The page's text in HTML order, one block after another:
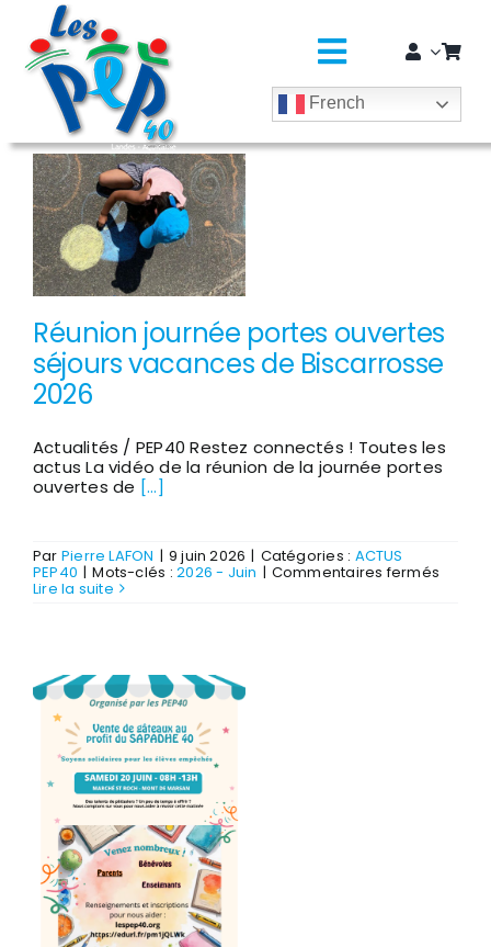
principal
Passer
contenu
Toggle
SÉJOURS COLOS
CLASSES DÉCOUVERTES / GROUPES
EDUCATION JEUNESSE
SOLIDARITÉ & CITOYENNETÉ
MÉDICO-SOCIAL ET SAPADHE
French
Réunion journée portes ouvertes
séjours vacances de Biscarrosse
2026
Actualités / PEP40 Restez connectés ! Toutes les
actus La vidéo de la réunion de la journée portes
ouvertes de [...]
Par Pierre LAFON | 9 juin 2026 | Catégories : ACTUS
PEP40 | Mots-clés :2026 - Juin | Commentaires fermés
Lire la suite